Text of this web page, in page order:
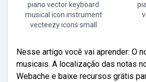
piano vector keyboard
musical icon instrument
vecteezy icons small
Nesse artigo você vai aprender: O
musicais. A localização das notas
Webache e baixe recursos grátis